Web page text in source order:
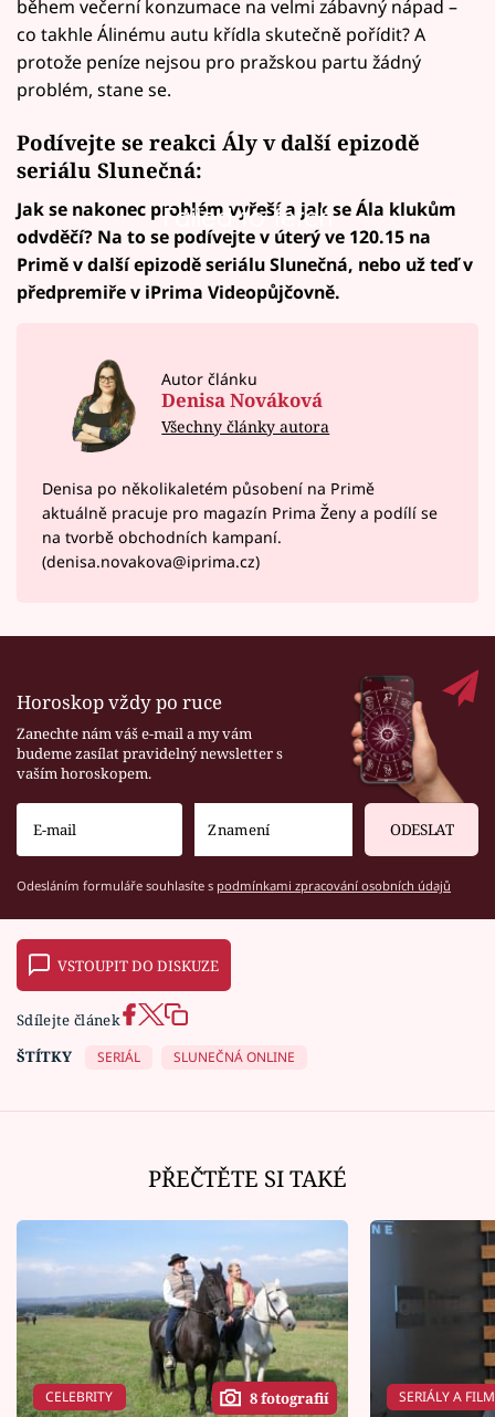
během večerní konzumace na velmi zábavný nápad –
co takhle Álinému autu křídla skutečně pořídit? A
protože peníze nejsou pro pražskou partu žádný
problém, stane se.
Podívejte se reakci Ály v další epizodě
seriálu Slunečná:
Failed to fetch
Jak se nakonec problém vyřeší a jak se Ála klukům
odvděčí? Na to se podívejte v úterý ve 120.15 na
Primě v další epizodě seriálu Slunečná, nebo už teď v
předpremiře v iPrima Videopůjčovně.
Autor článku
Denisa Nováková
Všechny články autora
Denisa po několikaletém působení na Primě
aktuálně pracuje pro magazín Prima Ženy a podílí se
na tvorbě obchodních kampaní.
(denisa.novakova@iprima.cz)
Horoskop vždy po ruce
Zanechte nám váš e-mail a my vám
budeme zasílat pravidelný newsletter s
vaším horoskopem.
ODESLAT
Odesláním formuláře souhlasíte s podmínkami zpracování osobních údajů
VSTOUPIT DO DISKUZE
Sdílejte článek
ŠTÍTKY
SERIÁL SLUNEČNÁ ONLINE
PŘEČTĚTE SI TAKÉ
CELEBRITY 8 fotografií SERIÁLY A